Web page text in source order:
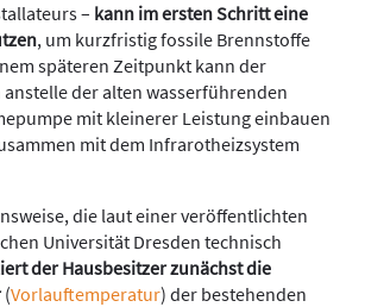
– kann im ersten Schritt eine
, um kurzfristig fossile Brennstoffe
späteren Zeitpunkt kann der
der alten wasserführenden
mit kleinerer Leistung einbauen
mit dem Infrarotheizsystem
die laut einer veröffentlichten
Universität Dresden technisch
der Hausbesitzer zunächst die
(Vorlauftemperatur) der bestehenden